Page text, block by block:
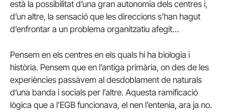
està la possibilitat d’una gran autonomia dels centres i,
d’un altre, la sensació que les direccions s’han hagut
d’enfrontar a un problema organitzatiu afegit…
Pensem en els centres en els quals hi ha biologia i
història. Pensem que en l’antiga primària, on des de les
experiències passàvem al desdoblament de naturals
d’una banda i socials per l’altre. Aquesta ramificació
lògica que a l’EGB funcionava, el nen l’entenia, ara ja no.